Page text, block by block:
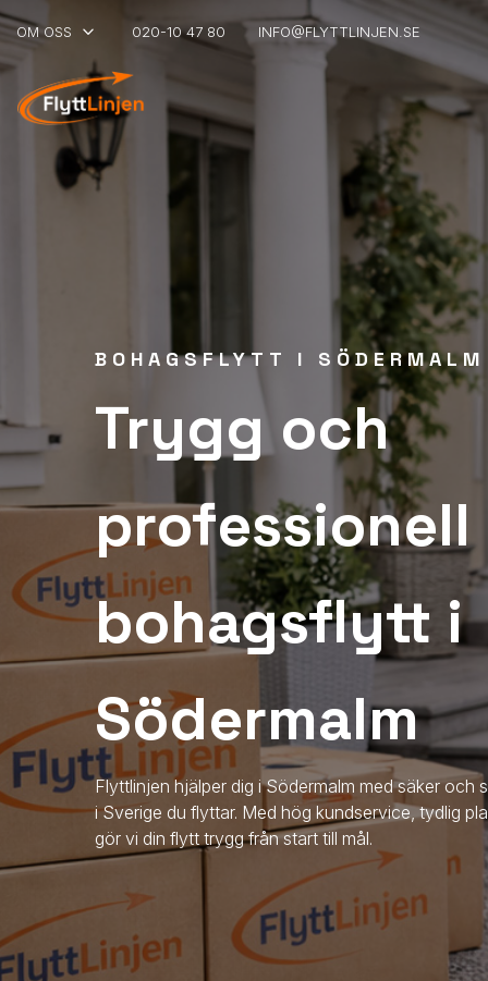
OM OSS keyboard_arrow_down 020-10 47 80 INFO@FLYTTLINJEN.SE
BOHAGSFLYTT I SÖDERMALM
Trygg och
professionell
bohagsflytt i
Södermalm
Flyttlinjen hjälper dig i Södermalm med säker och
i Sverige du flyttar. Med hög kundservice, tydlig
gör vi din flytt trygg från start till mål.